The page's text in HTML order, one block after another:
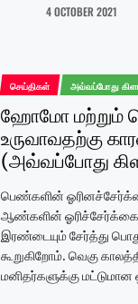
4 OCTOBER 2021
செய்திகள் அவ்வப்போது
ஹோமோ மற்றும்
உருவாவதற்கு
(அவ்வப்போது
பெண்களின்
ஆண்களின்
இரண்டையும் சேர்த்து
கூறுகிறோம். வெகு
மனிதர்களுக்கு மட்டுமான